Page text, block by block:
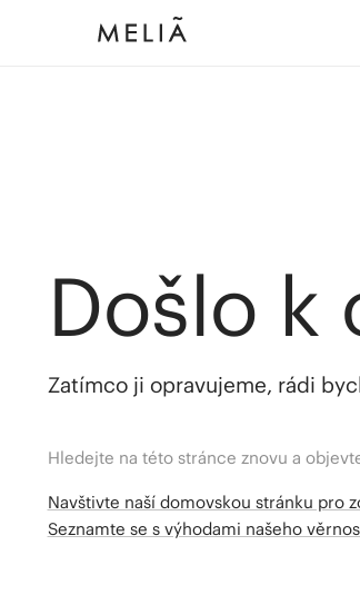
Došlo k
Zatímco ji opravujeme, rádi
Hledejte na této stránce znovu a
Navštivte naší domovskou stránku pro
Seznamte se s výhodami našeho